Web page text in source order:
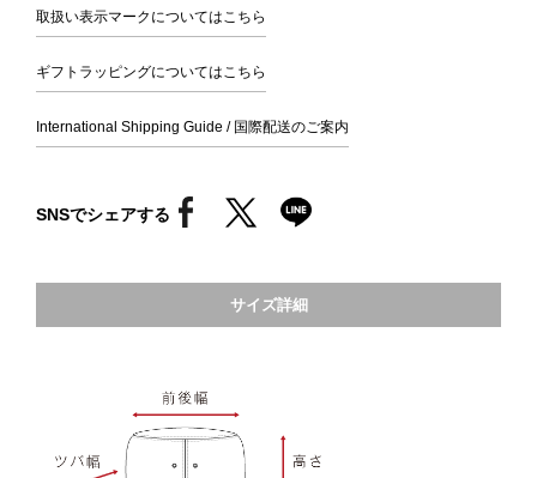
取扱い表示マークについてはこちら
ギフトラッピングについてはこちら
International Shipping Guide / 国際配送のご案内
SNSでシェアする
サイズ詳細